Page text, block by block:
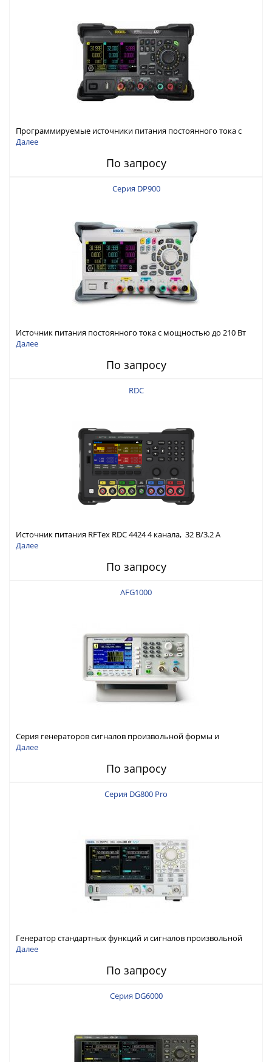
Программируемые источники питания постоянного тока с
мощностью 222 Вт, 3 канала
Далее
По запросу
Серия DP900
Источник питания постоянного тока с мощностью до 210 Вт
Далее
По запросу
RDC
Источник питания RFTex RDC 4424 4 канала, 32 В/3.2 А
Далее
По запросу
AFG1000
Серия генераторов сигналов произвольной формы и
стандартных функций Tektronix AFG1000
Далее
По запросу
Серия DG800 Pro
Генератор стандартных функций и сигналов произвольной
формы Rigol серии DG800 Pro, до 50 МГц
Далее
По запросу
Серия DG6000